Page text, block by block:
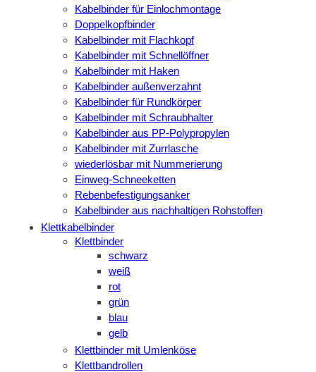
Kabelbinder für Einlochmontage
Doppelkopfbinder
Kabelbinder mit Flachkopf
Kabelbinder mit Schnellöffner
Kabelbinder mit Haken
Kabelbinder außenverzahnt
Kabelbinder für Rundkörper
Kabelbinder mit Schraubhalter
Kabelbinder aus PP-Polypropylen
Kabelbinder mit Zurrlasche
wiederlösbar mit Nummerierung
Einweg-Schneeketten
Rebenbefestigungsanker
Kabelbinder aus nachhaltigen Rohstoffen
Klettkabelbinder
Klettbinder
schwarz
weiß
rot
grün
blau
gelb
Klettbinder mit Umlenköse
Klettbandrollen